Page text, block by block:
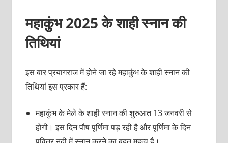
महाकुंभ 2025 के शाही स्‍नान की
तिथियां
इस बार प्रयागराज में होने जा रहे महाकुंभ के शाही स्‍नान की
तिथियां इस प्रकार हैं:
महाकुंभ के मेले के शाही स्‍नान की शुरुआत 13 जनवरी से
होगी। इस दिन पौष पूर्णिमा पड़ रही है और पूर्णिमा के दिन